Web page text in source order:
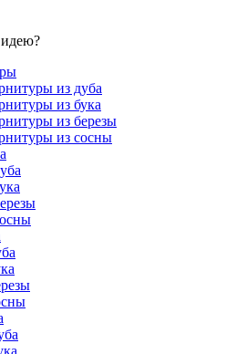
из дуба
из бука
из березы
из сосны